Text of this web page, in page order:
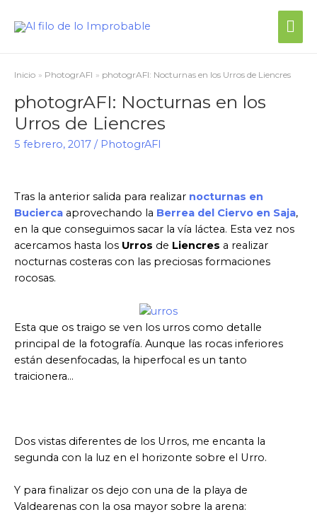
Inicio PhotogrAFI photogrAFI: Nocturnas en los Urros de Liencres
photogrAFI: Nocturnas en los
Urros de Liencres
5 febrero, 2017 / PhotogrAFI
Tras la anterior salida para realizar nocturnas en
Bucierca aprovechando la Berrea del Ciervo en Saja,
en la que conseguimos sacar la vía láctea. Esta vez nos
acercamos hasta los Urros de Liencres a realizar
nocturnas costeras con las preciosas formaciones
rocosas.
Esta que os traigo se ven los urros como detalle
principal de la fotografía. Aunque las rocas inferiores
están desenfocadas, la hiperfocal es un tanto
traicionera…
Dos vistas diferentes de los Urros, me encanta la
segunda con la luz en el horizonte sobre el Urro.
Y para finalizar os dejo con una de la playa de
Valdearenas con la osa mayor sobre la arena: